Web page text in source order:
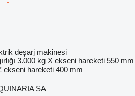
deşarj makinesi
3.000 kg X ekseni hareketi 550 mm
ekseni hareketi 400 mm
SA